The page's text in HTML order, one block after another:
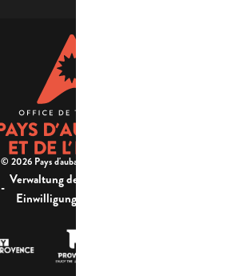
© 2026 Pays d'aubagne et de l'étoile -
- Verwaltung der
Einwilligung